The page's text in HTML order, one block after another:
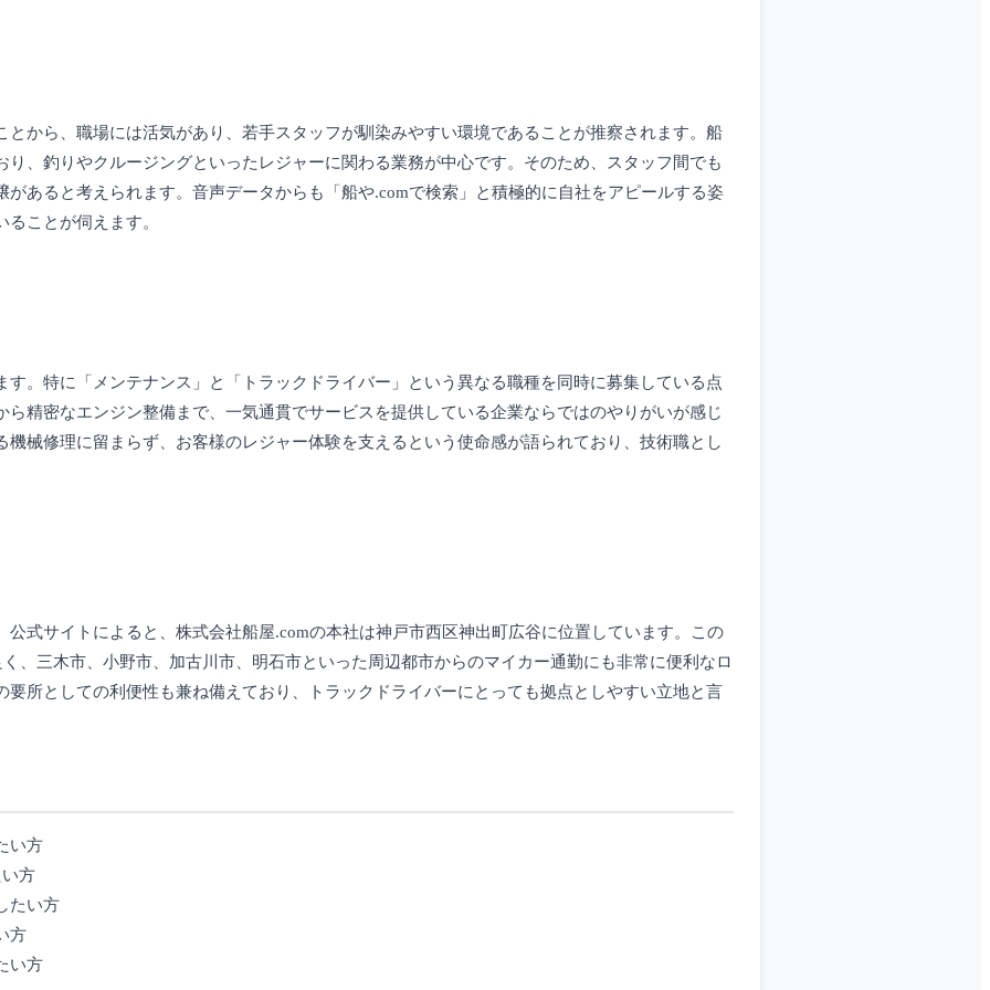
から、職場には活気があり、若手スタッフが馴染みやすい環境であることが推察されます。船
、釣りやクルージングといったレジャーに関わる業務が中心です。そのため、スタッフ間でも
あると考えられます。音声データからも「船や.comで検索」と積極的に自社をアピールする姿
ことが伺えます。
。特に「メンテナンス」と「トラックドライバー」という異なる職種を同時に募集している点
精密なエンジン整備まで、一気通貫でサービスを提供している企業ならではのやりがいが感じ
械修理に留まらず、お客様のレジャー体験を支えるという使命感が語られており、技術職とし
式サイトによると、株式会社船屋.comの本社は神戸市西区神出町広谷に位置しています。この
、三木市、小野市、加古川市、明石市といった周辺都市からのマイカー通勤にも非常に便利なロ
所としての利便性も兼ね備えており、トラックドライバーにとっても拠点としやすい立地と言
い方
方
たい方
方
い方